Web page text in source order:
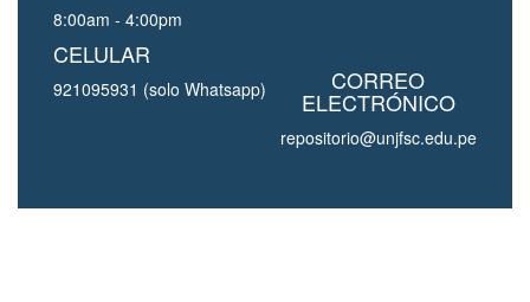
8:00am - 4:00pm
CELULAR
921095931 (solo Whatsapp) CORREO
ELECTRÓNICO
repositorio@unjfsc.edu.pe